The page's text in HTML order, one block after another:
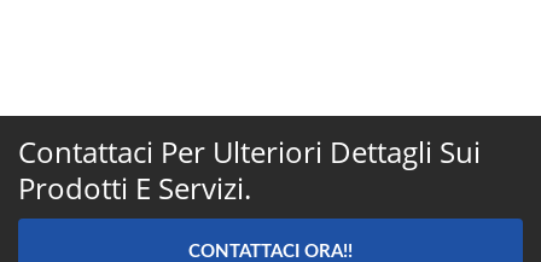
Contattaci Per Ulteriori Dettagli Sui
Prodotti E Servizi.
CONTATTACI ORA!!